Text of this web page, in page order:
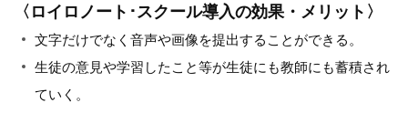
〈ロイロノート･スクール導入の効果・メリット〉
文字だけでなく音声や画像を提出することができる。
生徒の意見や学習したこと等が生徒にも教師にも蓄積され
ていく。